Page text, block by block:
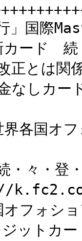
」国際
・々
正とは関
なしカー
各国オ
々・登
オフォシ
ットカー